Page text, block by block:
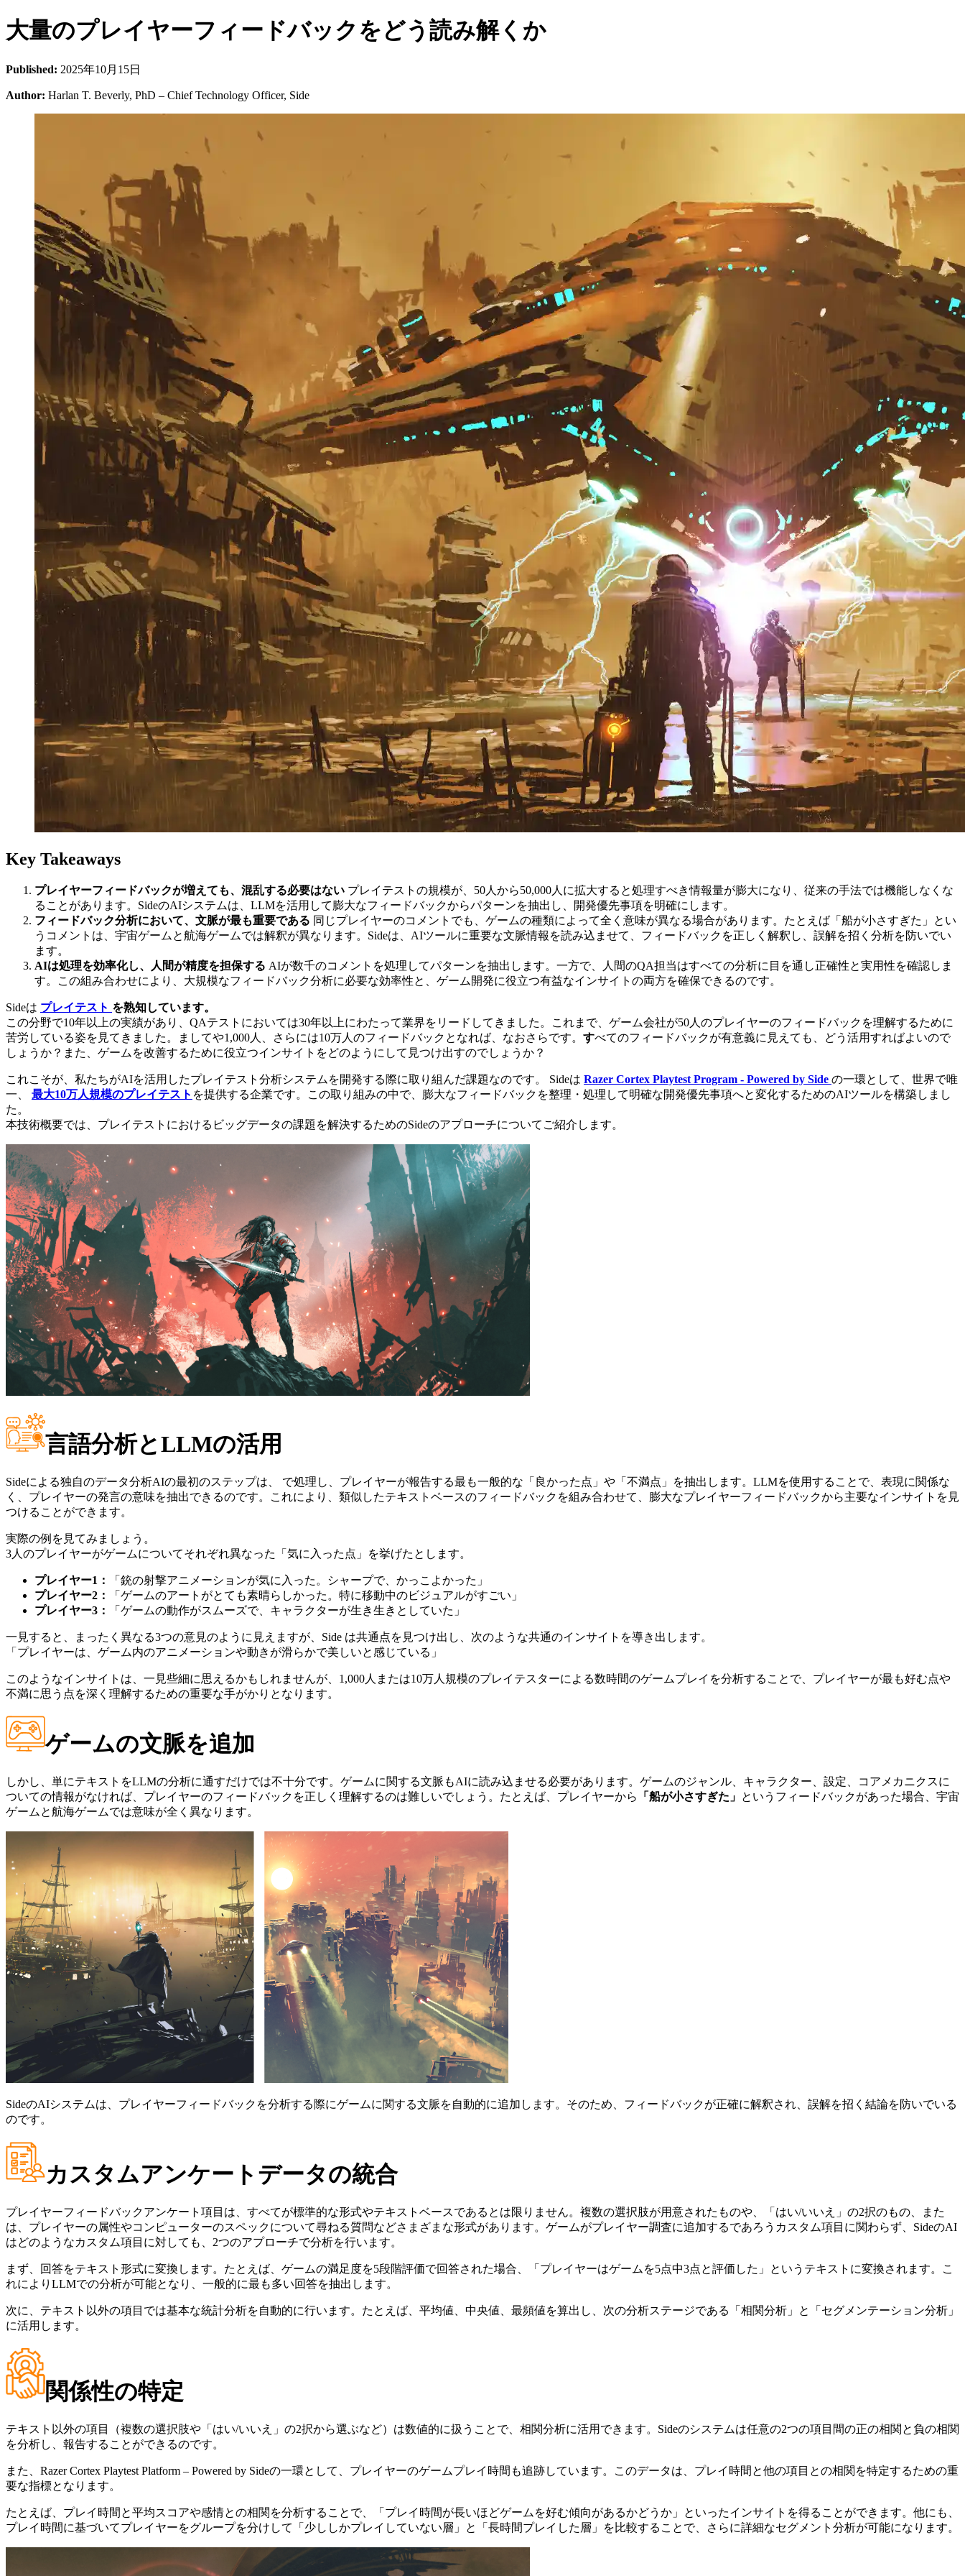
大量のプレイヤーフィードバックをどう読み解くか
Published: 2025年10月15日
Author: Harlan T. Beverly, PhD – Chief Technology Officer, Side
Key Takeaways
プレイヤーフィードバックが増えても、混乱する必要はない プレイテストの規模が、50人から50,000人に拡大すると処理すべき情報量が膨大になり、従来の手法では機能しなくな
ることがあります。SideのAIシステムは、LLMを活用して膨大なフィードバックからパターンを抽出し、開発優先事項を明確にします。
フィードバック分析において、文脈が最も重要である 同じプレイヤーのコメントでも、ゲームの種類によって全く意味が異なる場合があります。たとえば「船が小さすぎた」とい
うコメントは、宇宙ゲームと航海ゲームでは解釈が異なります。Sideは、AIツールに重要な文脈情報を読み込ませて、フィードバックを正しく解釈し、誤解を招く分析を防いでい
ます。
AIは処理を効率化し、人間が精度を担保する AIが数千のコメントを処理してパターンを抽出します。一方で、人間のQA担当はすべての分析に目を通し正確性と実用性を確認しま
す。この組み合わせにより、大規模なフィードバック分析に必要な効率性と、ゲーム開発に役立つ有益なインサイトの両方を確保できるのです。
Sideは プレイテスト を熟知しています。
この分野で10年以上の実績があり、QAテストにおいては30年以上にわたって業界をリードしてきました。これまで、ゲーム会社が50人のプレイヤーのフィードバックを理解するために
苦労している姿を見てきました。ましてや1,000人、さらには10万人のフィードバックとなれば、なおさらです。 すべてのフィードバックが有意義に見えても、どう活用すればよいので
しょうか？また、ゲームを改善するために役立つインサイトをどのようにして見つけ出すのでしょうか？
これこそが、私たちがAIを活用したプレイテスト分析システムを開発する際に取り組んだ課題なのです。 Sideは Razer Cortex Playtest Program - Powered by Side の一環として、世界で唯
一、 最大10万人規模のプレイテスト を提供する企業です。この取り組みの中で、膨大なフィードバックを整理・処理して明確な開発優先事項へと変化するためのAIツールを構築しまし
た。
本技術概要では、プレイテストにおけるビッグデータの課題を解決するためのSideのアプローチについてご紹介します。
言語分析とLLMの活用
Sideによる独自のデータ分析AIの最初のステップは、 で処理し、プレイヤーが報告する最も一般的な「良かった点」や「不満点」を抽出します。LLMを使用することで、表現に関係な
く、プレイヤーの発言の意味を抽出できるのです。これにより、類似したテキストベースのフィードバックを組み合わせて、膨大なプレイヤーフィードバックから主要なインサイトを見
つけることができます。
実際の例を見てみましょう。
3人のプレイヤーがゲームについてそれぞれ異なった「気に入った点」を挙げたとします。
プレイヤー1 ：
「銃の射撃アニメーションが気に入った。シャープで、かっこよかった」
プレイヤー2 ：
「ゲームのアートがとても素晴らしかった。特に移動中のビジュアルがすごい」
プレイヤー3 ： 「ゲームの動作がスムーズで、キャラクターが生き生きとしていた」
一見すると、まったく異なる3つの意見のように見えますが、Side は共通点を見つけ出し、次のような共通のインサイトを導き出します。
「プレイヤーは、ゲーム内のアニメーションや動きが滑らかで美しいと感じている」
このようなインサイトは、一見些細に思えるかもしれませんが、1,000人または10万人規模のプレイテスターによる数時間のゲームプレイを分析することで、プレイヤーが最も好む点や
不満に思う点を深く理解するための重要な手がかりとなります。
ゲームの文脈を追加
しかし、単にテキストをLLMの分析に通すだけでは不十分です。ゲームに関する文脈もAIに読み込ませる必要があります。ゲームのジャンル、キャラクター、設定、コアメカニクスに
ついての情報がなければ、プレイヤーのフィードバックを正しく理解するのは難しいでしょう。たとえば、プレイヤーから
「船が小さすぎた」 というフィードバックがあった場合、宇宙
ゲームと航海ゲームでは意味が全く異なります。
SideのAIシステムは、プレイヤーフィードバックを分析する際にゲームに関する文脈を自動的に追加します。そのため、フィードバックが正確に解釈され、誤解を招く結論を防いでいる
のです。
カスタムアンケートデータの統合
プレイヤーフィードバックアンケート項目は、すべてが標準的な形式やテキストベースであるとは限りません。複数の選択肢が用意されたものや、「はい/いいえ」の2択のもの、また
は、プレイヤーの属性やコンピューターのスペックについて尋ねる質問などさまざまな形式があります。ゲームがプレイヤー調査に追加するであろうカスタム項目に関わらず、SideのAI
はどのようなカスタム項目に対しても、2つのアプローチで分析を行います。
まず、回答をテキスト形式に変換します。たとえば、ゲームの満足度を5段階評価で回答された場合、「プレイヤーはゲームを5点中3点と評価した」というテキストに変換されます。こ
れによりLLMでの分析が可能となり、一般的に最も多い回答を抽出します。
次に、テキスト以外の項目では基本な統計分析を自動的に行います。たとえば、平均値、中央値、最頻値を算出し、次の分析ステージである「相関分析」と「セグメンテーション分析」
に活用します。
関係性の特定
テキスト以外の項目（複数の選択肢や「はい/いいえ」の2択から選ぶなど）は数値的に扱うことで、相関分析に活用できます。Sideのシステムは任意の2つの項目間の正の相関と負の相関
を分析し、報告することができるのです。
また、Razer Cortex Playtest Platform – Powered by Sideの一環として、プレイヤーのゲームプレイ時間も追跡しています。このデータは、プレイ時間と他の項目との相関を特定するための重
要な指標となります。
たとえば、プレイ時間と平均スコアや感情との相関を分析することで、「プレイ時間が長いほどゲームを好む傾向があるかどうか」といったインサイトを得ることができます。他にも、
プレイ時間に基づいてプレイヤーをグループを分けして「少ししかプレイしていない層」と「長時間プレイした層」を比較することで、さらに詳細なセグメント分析が可能になります。